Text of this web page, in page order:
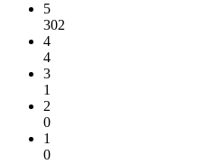
5
302
4
4
3
1
2
0
1
0